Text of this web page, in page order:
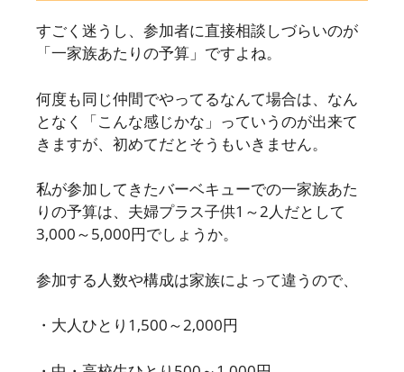
すごく迷うし、参加者に直接相談しづらいのが
「一家族あたりの予算」ですよね。
何度も同じ仲間でやってるなんて場合は、なん
となく「こんな感じかな」っていうのが出来て
きますが、初めてだとそうもいきません。
私が参加してきたバーベキューでの一家族あた
りの予算は、夫婦プラス子供1～2人だとして
3,000～5,000円でしょうか。
参加する人数や構成は家族によって違うので、
・大人ひとり1,500～2,000円